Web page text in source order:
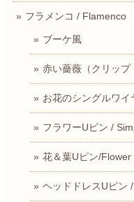
フラメンコ / Flamenco
ブーケ風
赤い薔薇（クリップ
お花のシングルワ
フラワーUピン /
花＆葉Uピン/
ヘッドドレスUピン